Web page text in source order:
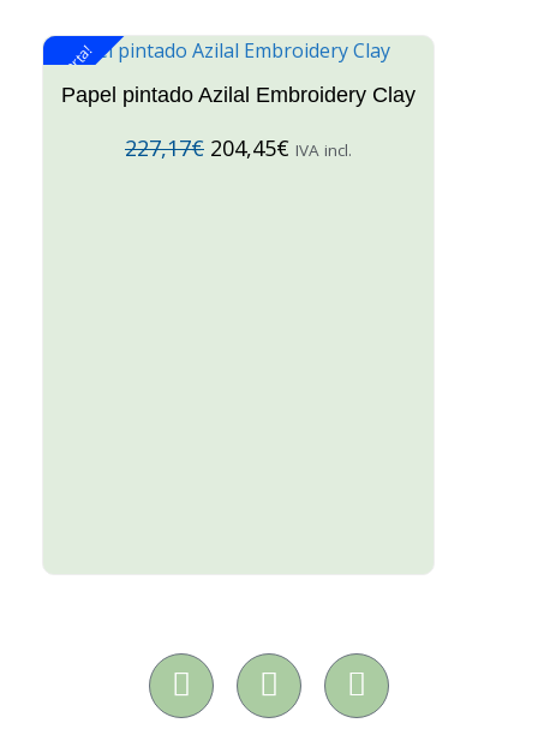
¡Oferta!
Papel pintado Azilal Embroidery Clay
227,17€ 204,45€ IVA incl.